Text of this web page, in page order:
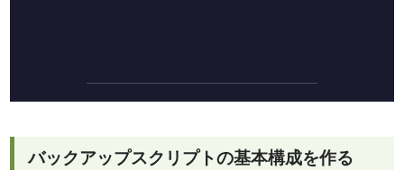
バックアップスクリプトの基本構成を作る